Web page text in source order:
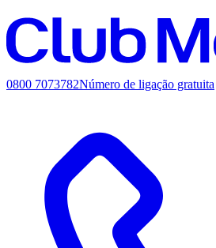
0800 7073782Número de ligação gratuita